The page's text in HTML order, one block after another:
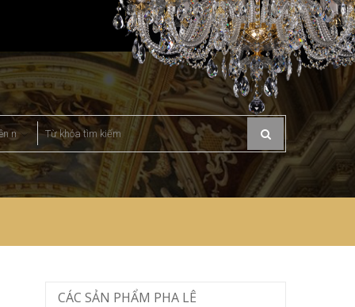
CÁC SẢN PHẨM PHA LÊ